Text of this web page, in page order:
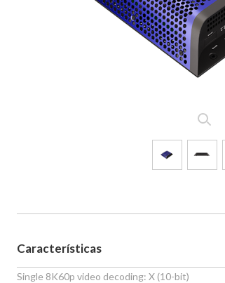
Características
Single 8K60p video decoding: X (10-bit)